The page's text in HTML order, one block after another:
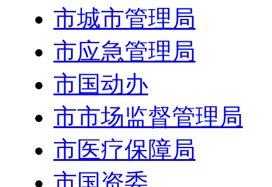
市城市管理局
市应急管理局
市国动办
市市场监督管理局
市医疗保障局